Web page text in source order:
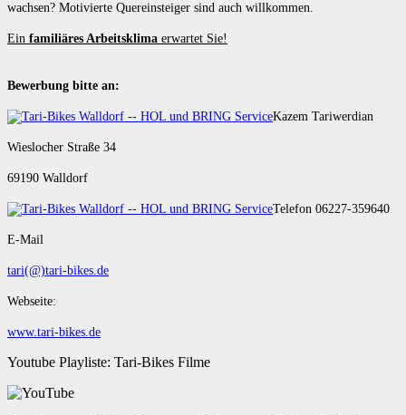
wachsen? Motivierte Quereinsteiger sind auch willkommen.
Ein familiäres Arbeitsklima erwartet Sie!
Bewerbung bitte an:
Kazem Tariwerdian
Wieslocher Straße 34
69190 Walldorf
Telefon 06227-359640
E-Mail
tari(@)tari-bikes.de
Webseite:
www.tari-bikes.de
Youtube Playliste: Tari-Bikes Filme